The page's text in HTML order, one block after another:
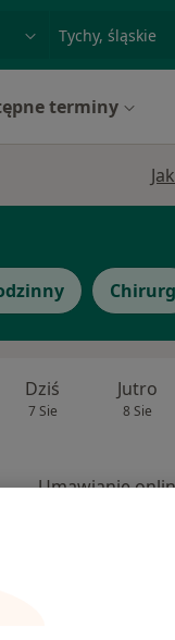
nazwiskomiasto lub
terminy
Chirurg
Dziś
7 Sie
Jutro
8 Sie
Umawianie